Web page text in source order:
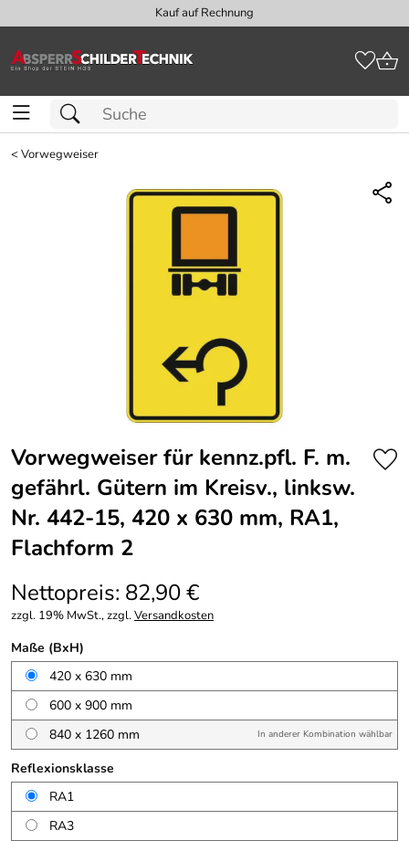
Kauf auf Rechnung
<Vorwegweiser
Vorwegweiser für kennz.pfl. F. m.
gefährl. Gütern im Kreisv., linksw.
Nr. 442-15, 420 x 630 mm, RA1,
Flachform 2
Nettopreis: 82,90 €
zzgl. 19% MwSt., zzgl.Versandkosten
Maße (BxH)
420 x 630 mm
600 x 900 mm
840 x 1260 mm
In anderer Kombination wählbar
Reflexionsklasse
RA1
RA3